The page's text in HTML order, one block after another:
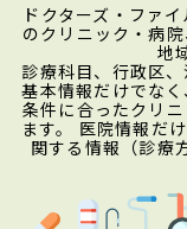
ドクターズ・ファ
のクリニック・病
地
診療科目、行政区
基本情報だけでな
条件に合ったクリ
ます。 医院情報だ
関する情報（診療